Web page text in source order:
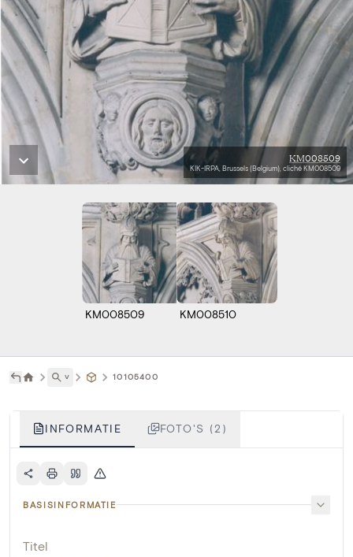
KM008509
KIK-IRPA, Brussels (Belgium), cliché KM008509
KM008509 KM008510
˅ 10105400
INFORMATIE FOTO'S (2)
BASISINFORMATIE
Titel